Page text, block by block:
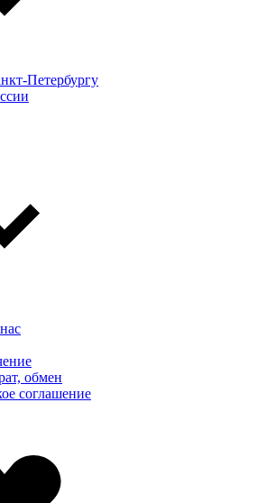
Петербургу
обмен
соглашение